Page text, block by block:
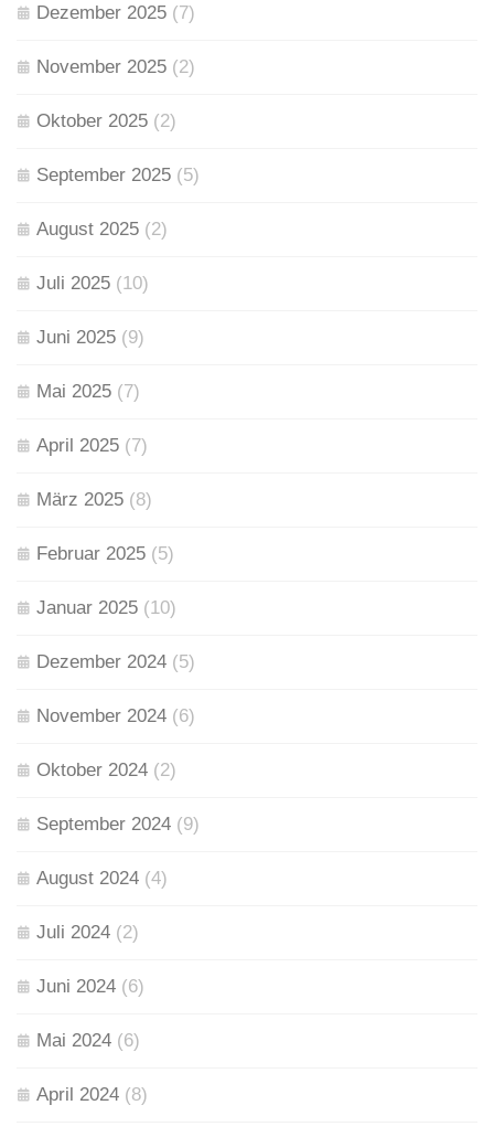
Dezember 2025 (7)
November 2025 (2)
Oktober 2025 (2)
September 2025 (5)
August 2025 (2)
Juli 2025 (10)
Juni 2025 (9)
Mai 2025 (7)
April 2025 (7)
März 2025 (8)
Februar 2025 (5)
Januar 2025 (10)
Dezember 2024 (5)
November 2024 (6)
Oktober 2024 (2)
September 2024 (9)
August 2024 (4)
Juli 2024 (2)
Juni 2024 (6)
Mai 2024 (6)
April 2024 (8)